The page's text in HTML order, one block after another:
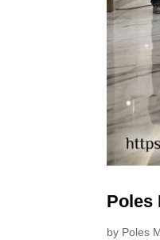
Poles
by Poles